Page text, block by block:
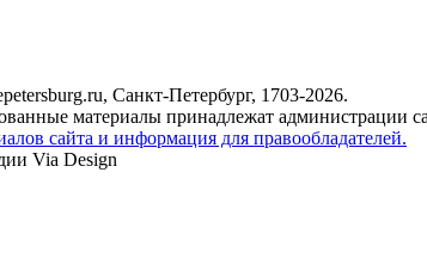
Санкт-Петербург, 1703-2026.
материалы принадлежат администрации
сайта и информация для правообладателей.
Via Design